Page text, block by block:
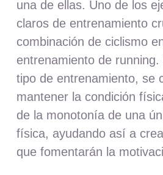
una de ellas. Uno de los
claros de entrenamiento
combinación de ciclismo
entrenamiento de running.
tipo de entrenamiento, se
mantener la condición
de la monotonía de una
física, ayudando así a
que fomentarán la